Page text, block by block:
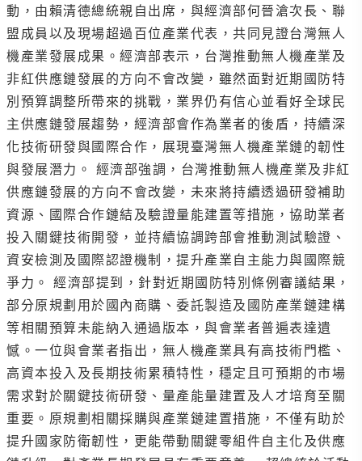
動，由賴清德總統親自出席，與經濟部何晉滄次長、聯
盟成員以及現場超過百位產業代表，共同見證台灣無人
機產業發展成果。經濟部表示，台灣推動無人機產業及
非紅供應鏈發展的方向不會改變，雖然面對近期國防特
別預算調整所帶來的挑戰，業界仍有信心並看好全球民
主供應鏈發展趨勢，經濟部會作為業者的後盾，持續深
化技術研發與國際合作，展現臺灣無人機產業鏈的韌性
與發展潛力。 經濟部強調，台灣推動無人機產業及非紅
供應鏈發展的方向不會改變，未來將持續透過研發補助
資源、國際合作鏈結及驗證量能建置等措施，協助業者
投入關鍵技術開發，並持續協調跨部會推動測試驗證、
資安檢測及國際認證機制，提升產業自主能力與國際競
爭力。 經濟部提到，針對近期國防特別條例審議結果，
部分原規劃用於國內商購、委託製造及國防產業鏈建構
等相關預算未能納入通過版本，與會業者普遍表達遺
憾。一位與會業者指出，無人機產業具有高技術門檻、
高資本投入及長期技術累積特性，穩定且可預期的市場
需求對於關鍵技術研發、量產能量建置及人才培育至關
重要。原規劃相關採購與產業鏈建置措施，不僅有助於
提升國家防衛韌性，更能帶動關鍵零組件自主化及供應